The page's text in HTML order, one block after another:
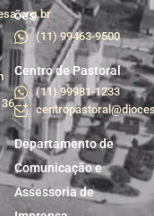
ões
(11) 99463-9500
Centro de Pastoral
(11) 99981-1233
Departamento de
Comunicação e
Assessoria de